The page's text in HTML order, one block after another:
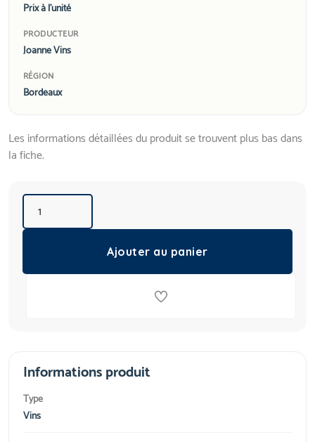
Prix à l'unité
PRODUCTEUR
Joanne Vins
RÉGION
Bordeaux
Les informations détaillées du produit se trouvent plus bas dans
la fiche.
Ajouter au panier
Informations produit
Type
Vins